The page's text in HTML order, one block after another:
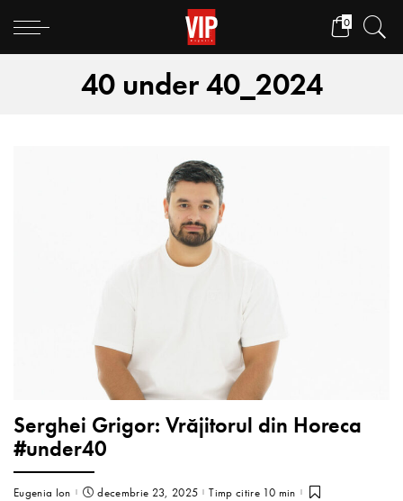
0
40 under 40_2024
Serghei Grigor: Vrăjitorul din Horeca
#under40
Eugenia Ion decembrie 23, 2025 Timp citire 10 min